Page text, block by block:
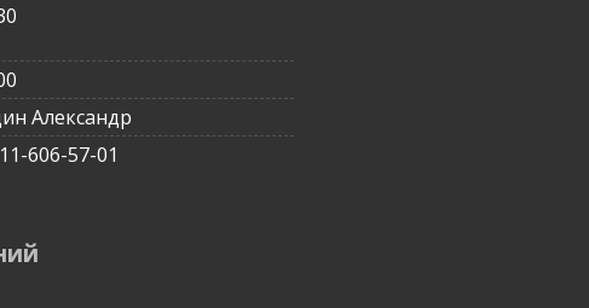
Александр
606-57-01